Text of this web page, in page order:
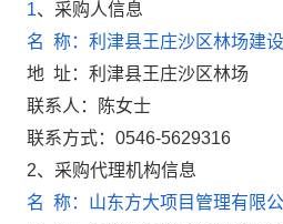
1、 采购人信息
名 称：利津县王庄沙区林场建
地 址：利津县王庄沙区林场
联系人：陈女士
联系方式：0546-5629316
2、 采购代理机构信息
名 称：山东方大项目管理有限